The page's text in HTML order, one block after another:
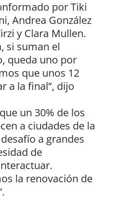
por Tiki
Andrea González
y Clara Mullen.
si suman el
queda uno por
que unos 12
a la final”, dijo
un 30% de los
a ciudades de la
a grandes
de
la renovación de